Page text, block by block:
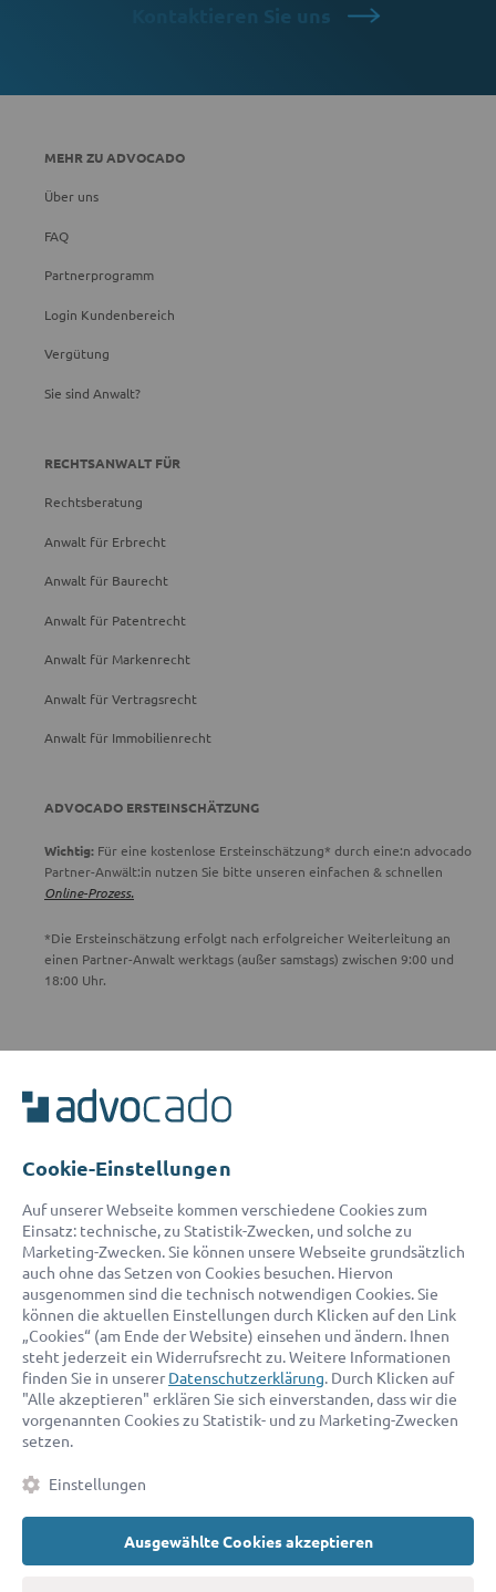
Kontaktieren Sie uns
MEHR ZU ADVOCADO
Über uns
FAQ
Partnerprogramm
Login Kundenbereich
Vergütung
Sie sind Anwalt?
RECHTSANWALT FÜR
Rechtsberatung
Anwalt für Erbrecht
Anwalt für Baurecht
Anwalt für Patentrecht
Anwalt für Markenrecht
Anwalt für Vertragsrecht
Anwalt für Immobilienrecht
ADVOCADO ERSTEINSCHÄTZUNG
Wichtig: Für eine kostenlose Ersteinschätzung* durch eine:n advocado
Partner-Anwält:in nutzen Sie bitte unseren einfachen & schnellen
Online-Prozess.
*Die Ersteinschätzung erfolgt nach erfolgreicher Weiterleitung an
einen Partner-Anwalt werktags (außer samstags) zwischen 9:00 und
18:00 Uhr.
Unser Serviceteam ist von 8:00 bis 17:00 Uhr für Sie erreichbar.
E-Mail:
service@advocado.com
© 2026 advocado - einfach online den passenden Rechtsanwalt finden
Auszeichnungen:
KontaktDatenschutzImpressumFaktenAGB
Cookie-Einstellungen
Auf unserer Webseite kommen verschiedene Cookies zum
Einsatz: technische, zu Statistik-Zwecken, und solche zu
Marketing-Zwecken. Sie können unsere Webseite grundsätzlich
auch ohne das Setzen von Cookies besuchen. Hiervon
ausgenommen sind die technisch notwendigen Cookies. Sie
können die aktuellen Einstellungen durch Klicken auf den Link
„Cookies“ (am Ende der Website) einsehen und ändern. Ihnen
steht jederzeit ein Widerrufsrecht zu. Weitere Informationen
finden Sie in unserer Datenschutzerklärung. Durch Klicken auf
"Alle akzeptieren" erklären Sie sich einverstanden, dass wir die
vorgenannten Cookies zu Statistik- und zu Marketing-Zwecken
setzen.
Einstellungen
Ausgewählte Cookies akzeptieren